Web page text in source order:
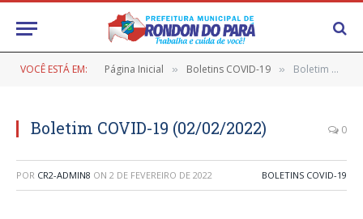
VOCÊ ESTÁ EM: Página Inicial » Boletins COVID-19 » Boletim COVID-19 (02/02/2022)
Boletim COVID-19 (02/02/2022) 0
POR CR2-ADMIN8 ON 2 DE FEVEREIRO DE 2022 BOLETINS COVID-19